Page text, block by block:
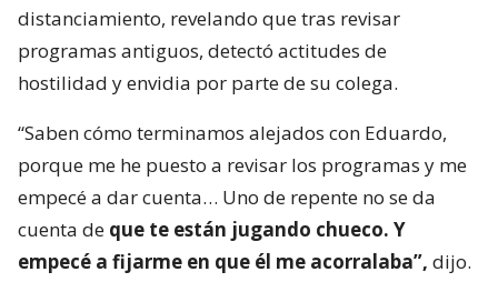
distanciamiento, revelando que tras revisar
programas antiguos, detectó actitudes de
hostilidad y envidia por parte de su colega.
“Saben cómo terminamos alejados con Eduardo,
porque me he puesto a revisar los programas y me
empecé a dar cuenta… Uno de repente no se da
cuenta de que te están jugando chueco. Y
empecé a fijarme en que él me acorralaba”, dijo.